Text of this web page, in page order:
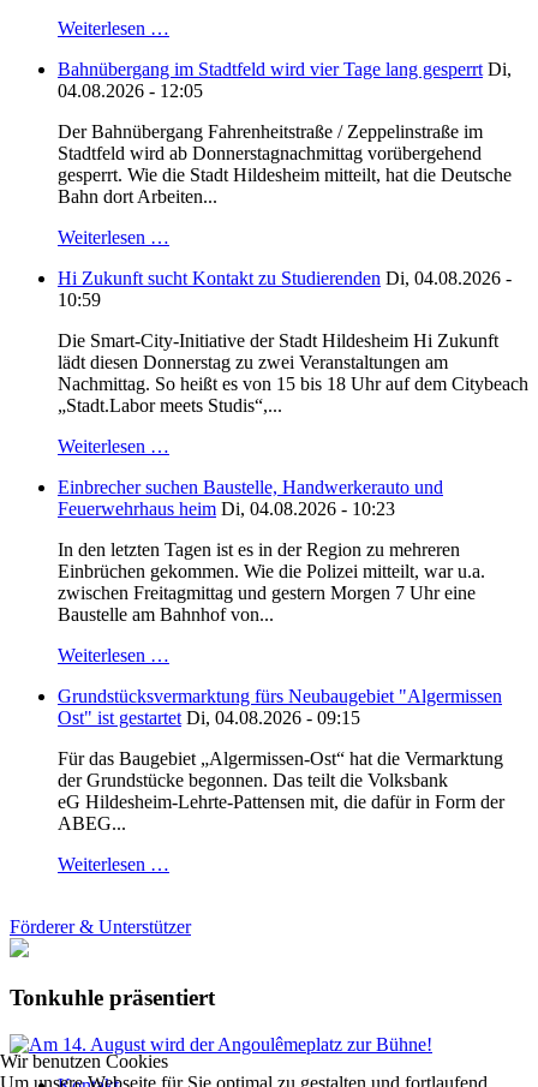
Weiterlesen …
Bahnübergang im Stadtfeld wird vier Tage lang gesperrt Di,
04.08.2026 - 12:05
Der Bahnübergang Fahrenheitstraße / Zeppelinstraße im
Stadtfeld wird ab Donnerstagnachmittag vorübergehend
gesperrt. Wie die Stadt Hildesheim mitteilt, hat die Deutsche
Bahn dort Arbeiten...
Weiterlesen …
Hi Zukunft sucht Kontakt zu Studierenden Di, 04.08.2026 -
10:59
Die Smart-City-Initiative der Stadt Hildesheim Hi Zukunft
lädt diesen Donnerstag zu zwei Veranstaltungen am
Nachmittag. So heißt es von 15 bis 18 Uhr auf dem Citybeach
„Stadt.Labor meets Studis“,...
Weiterlesen …
Einbrecher suchen Baustelle, Handwerkerauto und
Feuerwehrhaus heim Di, 04.08.2026 - 10:23
In den letzten Tagen ist es in der Region zu mehreren
Einbrüchen gekommen. Wie die Polizei mitteilt, war u.a.
zwischen Freitagmittag und gestern Morgen 7 Uhr eine
Baustelle am Bahnhof von...
Weiterlesen …
Grundstücksvermarktung fürs Neubaugebiet "Algermissen
Ost" ist gestartet Di, 04.08.2026 - 09:15
Für das Baugebiet „Algermissen-Ost“ hat die Vermarktung
der Grundstücke begonnen. Das teilt die Volksbank
eG Hildesheim-Lehrte-Pattensen mit, die dafür in Form der
ABEG...
Weiterlesen …
Förderer & Unterstützer
Tonkuhle präsentiert
Wir benutzen Cookies
Um unsere Webseite für Sie optimal zu gestalten und fortlaufend